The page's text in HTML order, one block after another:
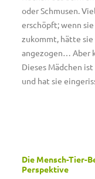
oder Schmusen.
erschöpft; wenn
zukommt, hätte sie
angezogen… Aber
Dieses Mädchen
und hat sie
Die Mensch-Tier-
Perspektive